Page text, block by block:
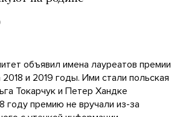
объявил имена лауреатов премии
и 2019 годы. Ими стали польская
Токарчук и Петер Хандке
году премию не вручали из-за